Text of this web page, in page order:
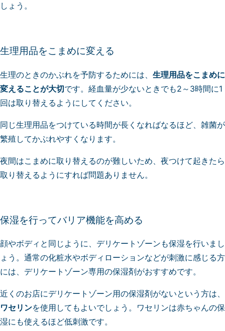
しょう。
生理用品をこまめに変える
生理のときのかぶれを予防するためには、 生理用品をこまめに
変えることが大切です。経血量が少ないときでも2～3時間に1
回は取り替えるようにしてください。
同じ生理用品をつけている時間が長くなればなるほど、雑菌が
繁殖してかぶれやすくなります。
夜間はこまめに取り替えるのが難しいため、夜つけて起きたら
取り替えるようにすれば問題ありません。
保湿を行ってバリア機能を高める
顔やボディと同じように、デリケートゾーンも保湿を行いまし
ょう。通常の化粧水やボディローションなどが刺激に感じる方
には、デリケートゾーン専用の保湿剤がおすすめです。
近くのお店にデリケートゾーン用の保湿剤がないという方は、
ワセリンを使用してもよいでしょう。ワセリンは赤ちゃんの保
湿にも使えるほど低刺激です。